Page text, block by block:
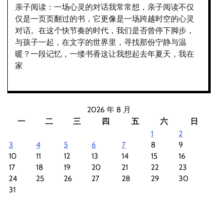
亲子阅读：一场心灵的对话我常常想，亲子阅读不仅
仅是一页页翻过的书，它更像是一场跨越时空的心灵
对话。在这个快节奏的时代，我们是否曾停下脚步，
与孩子一起，在文字的世界里，寻找那份宁静与温
暖？一段记忆，一缕书香这让我想起去年夏天，我在
家
2026 年 8 月
一
二 三 四 五 六
日
1
2
3
4 5 6 7 8
9
10
11 12 13 14 15
16
17
18 19 20 21 22
23
24
25 26 27 28 29
30
31